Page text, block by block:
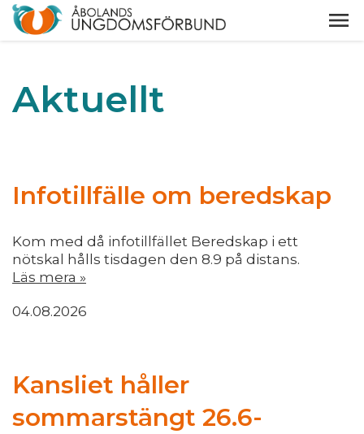
Aktuellt
Infotillfälle om beredskap
Kom med då infotillfället Beredskap i ett
nötskal hålls tisdagen den 8.9 på distans.
Läs mera »
04.08.2026
Kansliet håller
sommarstängt 26.6-